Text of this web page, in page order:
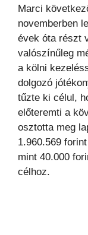
Marci
novemberben
évek óta részt
valószínűleg
a kölni
dolgozó
tűzte ki célul,
előteremti a
osztotta meg
1.960.569
mint 40.000
célhoz.